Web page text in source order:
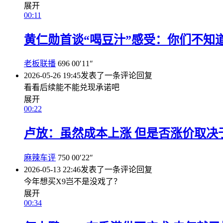
展开
00:11
黄仁勋首谈“喝豆汁”感受：你们不知
老板联播 696 00′11″
2026-05-26 19:45发表了一条评论回复
看看后续能不能兑现承诺吧
展开
00:22
卢放：虽然成本上涨 但是否涨价取
麻辣车评 750 00′22″
2026-05-13 22:46发表了一条评论回复
今年想买X9岂不是没戏了？
展开
00:34